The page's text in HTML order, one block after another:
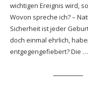
wichtigen Ereignis wird,
Wovon spreche ich? –
Sicherheit ist jeder
doch einmal ehrlich,
entgegengefiebert? Die …